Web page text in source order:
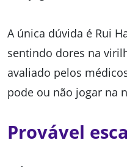
A única dúvida é Rui
sentindo dores na
avaliado pelos
pode ou não jogar na
Provável